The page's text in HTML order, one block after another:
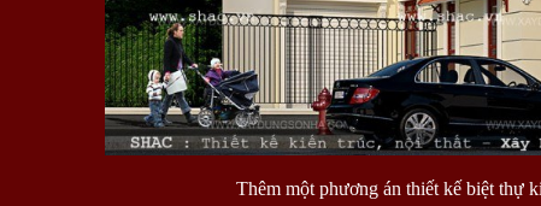
Thêm một phương án thiết kế biệt thự